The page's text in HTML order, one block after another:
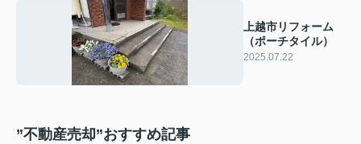
上越市リフォーム
（ポーチタイル）
2025.07.22
”不動産売却”おすすめ記事